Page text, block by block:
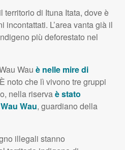
il territorio di Ituna Itata, dove è
incontattati. L’area vanta già il
più deforestato nel
Wau è nelle mire di
noto che lì vivono tre gruppi
nella riservaè stato
Wau, guardiano della
illegali stanno